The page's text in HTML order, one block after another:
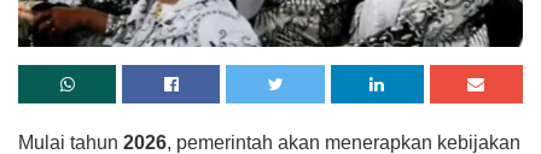
Mulai tahun 2026, pemerintah akan menerapkan kebijakan